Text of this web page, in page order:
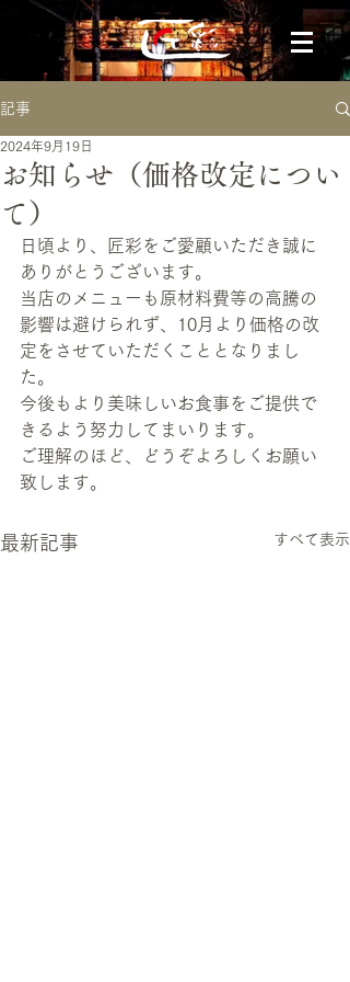
記事
お知らせ（価格改定につい
て）
2024年9月19日
日頃より、匠彩をご愛顧いただき誠に
ありがとうございます。
当店のメニューも原材料費等の高騰の
影響は避けられず、10月より価格の改
定をさせていただくこととなりまし
た。
今後もより美味しいお食事をご提供で
きるよう努力してまいります。
ご理解のほど、どうぞよろしくお願い
致します。
最新記事 すべて表示